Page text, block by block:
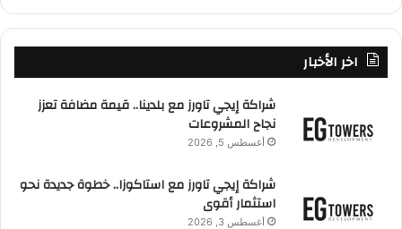
اخر الأخبار
شراكة إيجي تاورز مع بلدينا.. قيمة مضافة تعزز
نجاح المشروعات
أغسطس 5, 2026
شراكة إيجي تاورز مع استاكوزا.. خطوة جديدة نحو
استثمار أقوى
أغسطس 3, 2026